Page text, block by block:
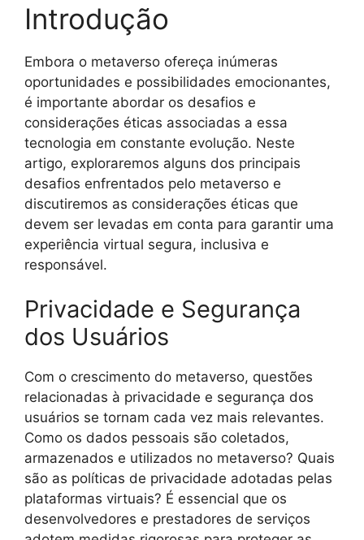
Introdução
Embora o metaverso ofereça inúmeras
oportunidades e possibilidades emocionantes,
é importante abordar os desafios e
considerações éticas associadas a essa
tecnologia em constante evolução. Neste
artigo, exploraremos alguns dos principais
desafios enfrentados pelo metaverso e
discutiremos as considerações éticas que
devem ser levadas em conta para garantir uma
experiência virtual segura, inclusiva e
responsável.
Privacidade e Segurança
dos Usuários
Com o crescimento do metaverso, questões
relacionadas à privacidade e segurança dos
usuários se tornam cada vez mais relevantes.
Como os dados pessoais são coletados,
armazenados e utilizados no metaverso? Quais
são as políticas de privacidade adotadas pelas
plataformas virtuais? É essencial que os
desenvolvedores e prestadores de serviços